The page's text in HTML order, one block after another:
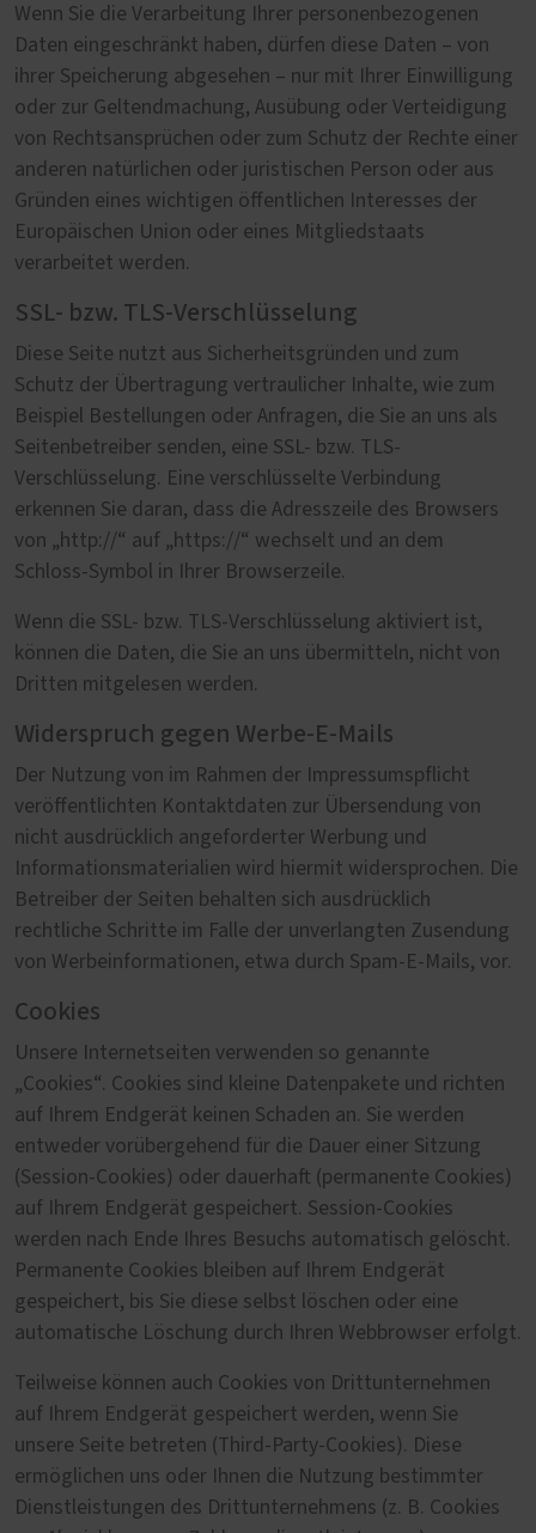
Wenn Sie die Verarbeitung Ihrer personenbezogenen
Daten eingeschränkt haben, dürfen diese Daten – von
ihrer Speicherung abgesehen – nur mit Ihrer Einwilligung
oder zur Geltendmachung, Ausübung oder Verteidigung
von Rechtsansprüchen oder zum Schutz der Rechte einer
anderen natürlichen oder juristischen Person oder aus
Gründen eines wichtigen öffentlichen Interesses der
Europäischen Union oder eines Mitgliedstaats
verarbeitet werden.
SSL- bzw. TLS-Verschlüsselung
Diese Seite nutzt aus Sicherheitsgründen und zum
Schutz der Übertragung vertraulicher Inhalte, wie zum
Beispiel Bestellungen oder Anfragen, die Sie an uns als
Seitenbetreiber senden, eine SSL- bzw. TLS-
Verschlüsselung. Eine verschlüsselte Verbindung
erkennen Sie daran, dass die Adresszeile des Browsers
von „http://“ auf „https://“ wechselt und an dem
Schloss-Symbol in Ihrer Browserzeile.
Wenn die SSL- bzw. TLS-Verschlüsselung aktiviert ist,
können die Daten, die Sie an uns übermitteln, nicht von
Dritten mitgelesen werden.
Widerspruch gegen Werbe-E-Mails
Der Nutzung von im Rahmen der Impressumspflicht
veröffentlichten Kontaktdaten zur Übersendung von
nicht ausdrücklich angeforderter Werbung und
Informationsmaterialien wird hiermit widersprochen. Die
Betreiber der Seiten behalten sich ausdrücklich
rechtliche Schritte im Falle der unverlangten Zusendung
von Werbeinformationen, etwa durch Spam-E-Mails, vor.
Cookies
Unsere Internetseiten verwenden so genannte
„Cookies“. Cookies sind kleine Datenpakete und richten
auf Ihrem Endgerät keinen Schaden an. Sie werden
entweder vorübergehend für die Dauer einer Sitzung
(Session-Cookies) oder dauerhaft (permanente Cookies)
auf Ihrem Endgerät gespeichert. Session-Cookies
werden nach Ende Ihres Besuchs automatisch gelöscht.
Permanente Cookies bleiben auf Ihrem Endgerät
gespeichert, bis Sie diese selbst löschen oder eine
automatische Löschung durch Ihren Webbrowser erfolgt.
Teilweise können auch Cookies von Drittunternehmen
auf Ihrem Endgerät gespeichert werden, wenn Sie
unsere Seite betreten (Third-Party-Cookies). Diese
ermöglichen uns oder Ihnen die Nutzung bestimmter
Dienstleistungen des Drittunternehmens (z. B. Cookies